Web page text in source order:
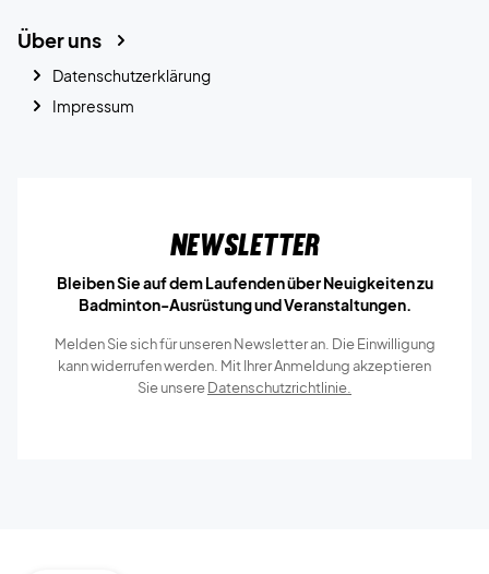
Über uns
Datenschutzerklärung
Impressum
Newsletter
Bleiben Sie auf dem Laufenden über Neuigkeiten zu
Badminton-Ausrüstung und Veranstaltungen.
Melden Sie sich für unseren Newsletter an. Die Einwilligung
kann widerrufen werden. Mit Ihrer Anmeldung akzeptieren
Sie unsereDatenschutzrichtlinie.